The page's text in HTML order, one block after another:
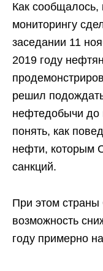
Как сообщалось,
мониторингу
заседании 11
2019 году
решил
нефтедобычи до
понять, как
нефти, которым
санкций.
При этом
возможность
году примерно